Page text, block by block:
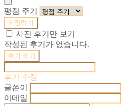
평점 주기
저장하기
사진 후기만 보기
작성된 후기가 없습니다.
후기 쓰기
후기 수정
글쓴이
이메일